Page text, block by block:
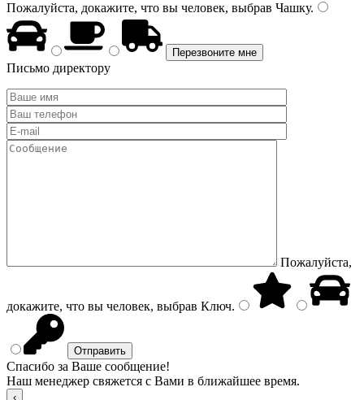
Пожалуйста, докажите, что вы человек, выбрав Чашку.
Письмо директору
Пожалуйста,
докажите, что вы человек, выбрав Ключ.
Спасибо за Ваше сообщение!
Наш менеджер свяжется с Вами в ближайшее время.